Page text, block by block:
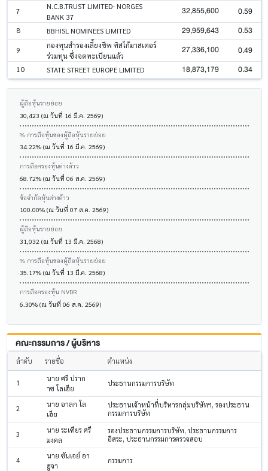
7
N.C.B.TRUST LIMITED- NORGES
BANK 37
32,855,600 0.59
8 BBHISL NOMINEES LIMITED 29,959,643 0.53
9
กองทุนสำรองเลี้ยงชีพ ทิสโก้มาสเตอร์
ร่วมทุน ซึ่งจดทะเบียนแล้ว
27,336,100 0.49
10 STATE STREET EUROPE LIMITED 18,873,179 0.34
ผู้ถือหุ้นรายย่อย
30,423 (ณ วันที่ 16 มี.ค. 2569)
% การถือหุ้นของผู้ถือหุ้นรายย่อย
34.22% (ณ วันที่ 16 มี.ค. 2569)
การถือครองหุ้นต่างด้าว
68.72% (ณ วันที่ 06 ส.ค. 2569)
ข้อจำกัดหุ้นต่างด้าว
100.00% (ณ วันที่ 07 ส.ค. 2569)
ผู้ถือหุ้นรายย่อย
31,032 (ณ วันที่ 13 มี.ค. 2568)
% การถือหุ้นของผู้ถือหุ้นรายย่อย
35.17% (ณ วันที่ 13 มี.ค. 2568)
การถือครองหุ้น NVDR
6.30% (ณ วันที่ 06 ส.ค. 2569)
คณะกรรมการ / ผู้บริหาร
ลำดับ รายชื่อ ตำแหน่ง
1
นาย ศรี ปราก
าซ โลเฮีย
ประธานกรรมการบริษัท
2
นาย อาลก โล
เฮีย
ประธานเจ้าหน้าที่บริหารกลุ่มบริษัทฯ, รองประธาน
กรรมการบริษัท
3
นาย ระเฑียร ศรี
มงคล
รองประธานกรรมการบริษัท, ประธานกรรมการ
อิสระ, ประธานกรรมการตรวจสอบ
4
นาย ซันเจย์ อา
ฮูจา
กรรมการ